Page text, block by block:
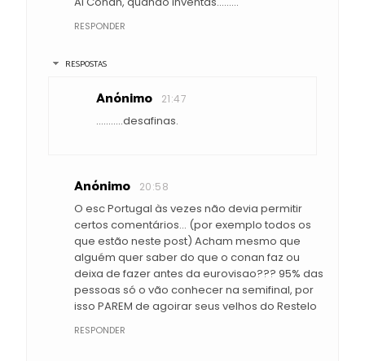
RESPONDER
RESPOSTAS
Anónimo 21:47
...........desafinas.
Anónimo 20:58
O esc Portugal às vezes não devia permitir
certos comentários... (por exemplo todos os
que estão neste post) Acham mesmo que
alguém quer saber do que o conan faz ou
deixa de fazer antes da eurovisao??? 95% das
pessoas só o vão conhecer na semifinal, por
isso PAREM de agoirar seus velhos do Restelo
RESPONDER